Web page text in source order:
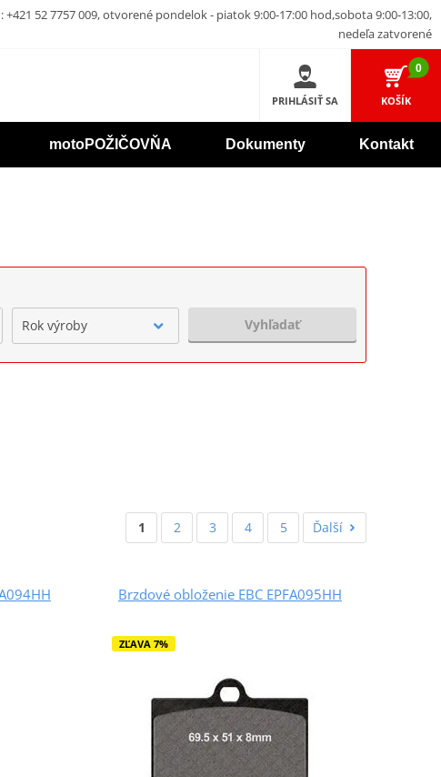
+421 52 7757 009, otvorené pondelok - piatok 9:00-17:00 hod,sobota 9:00-13:00,
nedeľa zatvorené
PRIHLÁSIŤ SA
0
KOŠÍK
motoPOŽIČOVŇA Dokumenty Kontakt
Rok výroby Vyhľadať
1 2 3 4 5 Ďalší
Brzdové obloženie EBC EPFA095HH
ZĽAVA 7%